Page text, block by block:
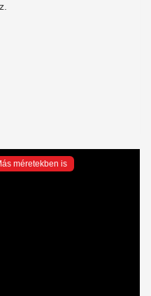
méretekben is